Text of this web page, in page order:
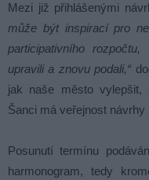
Mezi již přihlášenými
může být inspirací pro
participativního
upravili a znovu podali,“
jak naše město
Šanci má veřejnost návrhy
Posunutí termínu
harmonogram, tedy